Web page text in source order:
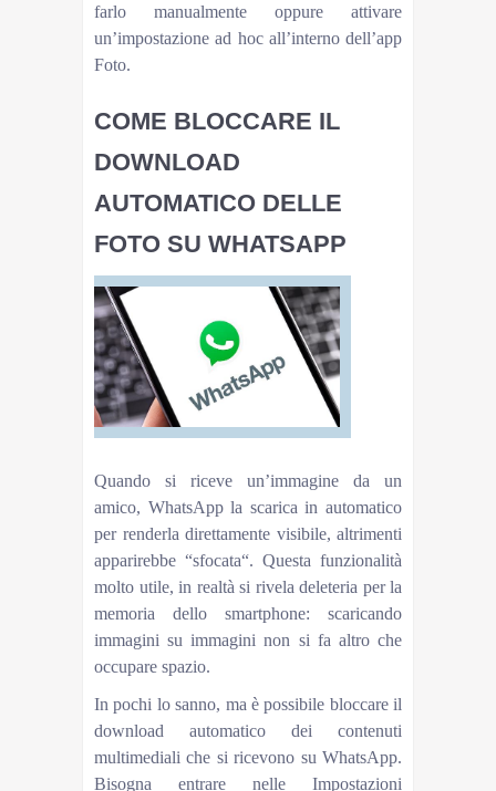
farlo manualmente oppure attivare
un’impostazione ad hoc all’interno dell’app
Foto.
COME BLOCCARE IL
DOWNLOAD
AUTOMATICO DELLE
FOTO SU WHATSAPP
Quando si riceve un’immagine da un
amico, WhatsApp la scarica in automatico
per renderla direttamente visibile, altrimenti
apparirebbe “sfocata“. Questa funzionalità
molto utile, in realtà si rivela deleteria per la
memoria dello smartphone: scaricando
immagini su immagini non si fa altro che
occupare spazio.
In pochi lo sanno, ma è possibile bloccare il
download automatico dei contenuti
multimediali che si ricevono su WhatsApp.
Bisogna entrare nelle Impostazioni